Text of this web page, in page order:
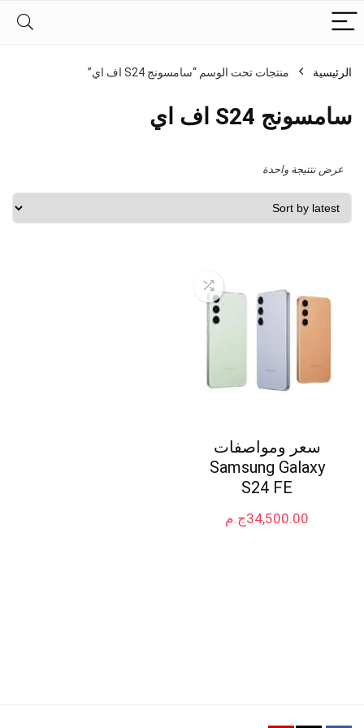
الرئيسية منتجات تحت الوسم “سامسونج S24 اف اي”
سامسونج S24 اف اي
عرض نتتيجة واحدة
سعر ومواصفات
Samsung Galaxy
S24 FE
ج.م34,500.00